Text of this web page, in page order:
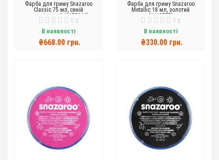
Фарба для гриму Snazaroo
Classic 75 мл, синій
королівський (1175344)
0
В наявності
₴668.00 грн.
Фарба для гриму Snazaroo
Metallic 18 мл, золотий
(1118777)
0
В наявності
₴330.00 грн.